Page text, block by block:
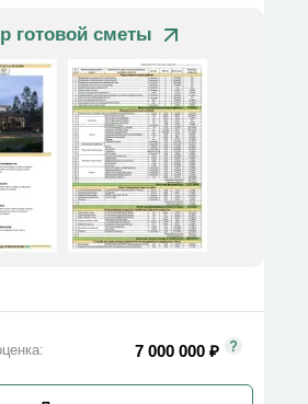
готовой сметы
7 000 000 ₽